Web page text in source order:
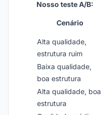
Nosso teste A/B:
Cenário
Alta qualidade,
estrutura ruim
Baixa qualidade,
boa estrutura
Alta qualidade, boa
estrutura